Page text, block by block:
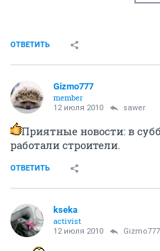
ОТВЕТИТЬ
Gizmo777
member
12 июля 2010 sawer
Приятные новости: в
работали строители.
ОТВЕТИТЬ
kseka
activist
12 июля 2010 Gizmo777